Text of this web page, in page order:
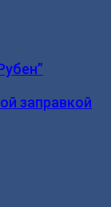
заправкой